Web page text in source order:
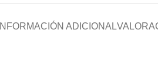
INFORMACIÓN ADICIONAL